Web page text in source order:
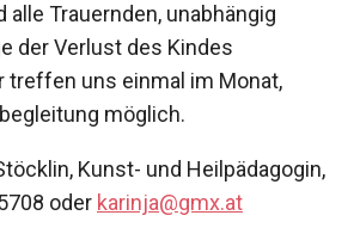
alle Trauernden, unabhängig
der Verlust des Kindes
treffen uns einmal im Monat,
möglich.
Kunst- und Heilpädagogin,
oder karinja@gmx.at